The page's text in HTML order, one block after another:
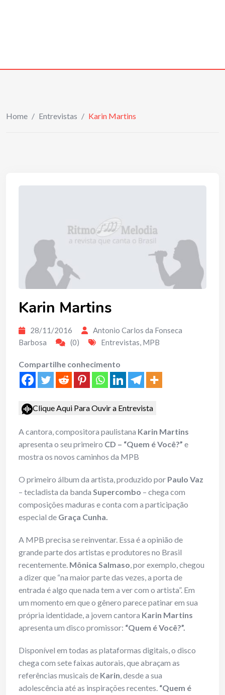
Home / Entrevistas / Karin Martins
Karin Martins
28/11/2016
Antonio Carlos da Fonseca
Barbosa
(0) Entrevistas, MPB
Compartilhe conhecimento
Clique Aqui Para Ouvir a Entrevista
A cantora, compositora paulistana Karin Martins
apresenta o seu primeiro CD – “Quem é Você?” e
mostra os novos caminhos da MPB
O primeiro álbum da artista, produzido por Paulo Vaz
– tecladista da banda Supercombo – chega com
composições maduras e conta com a participação
especial de Graça Cunha.
A MPB precisa se reinventar. Essa é a opinião de
grande parte dos artistas e produtores no Brasil
recentemente. Mônica Salmaso, por exemplo, chegou
a dizer que “na maior parte das vezes, a porta de
entrada é algo que nada tem a ver com o artista”. Em
um momento em que o gênero parece patinar em sua
própria identidade, a jovem cantora Karin Martins
apresenta um disco promissor: “Quem é Você?”.
Disponível em todas as plataformas digitais, o disco
chega com sete faixas autorais, que abraçam as
referências musicais de Karin, desde a sua
adolescência até as inspirações recentes. “Quem é